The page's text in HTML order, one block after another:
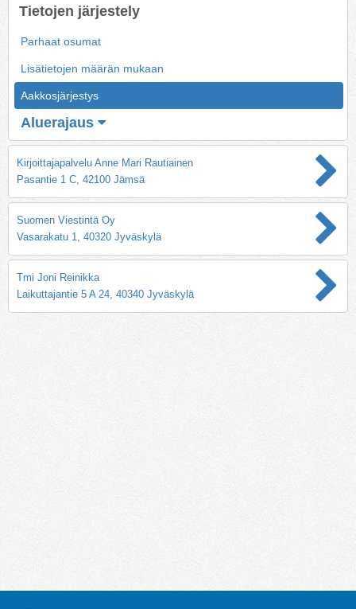
Tietojen järjestely
Parhaat osumat
Lisätietojen määrän mukaan
Aakkosjärjestys
Aluerajaus
Kirjoittajapalvelu Anne Mari Rautiainen
Pasantie 1 C, 42100 Jämsä
Suomen Viestintä Oy
Vasarakatu 1, 40320 Jyväskylä
Tmi Joni Reinikka
Laikuttajantie 5 A 24, 40340 Jyväskylä